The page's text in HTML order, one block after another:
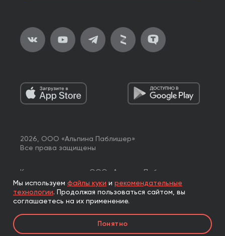
2026, ООО «Альпина Паблишер»
Все права защищены
Книги реализуются ООО «Альпина Паблишер»
по договору комиссии с ООО «Альпина нон-фикшн»,
по договору комиссии с ООО «Альпина ПРО».
Мы используем файлы куки и рекомендательные
технологии. Продолжая пользоваться сайтом, вы
соглашаетесь на их применение.
Понятно